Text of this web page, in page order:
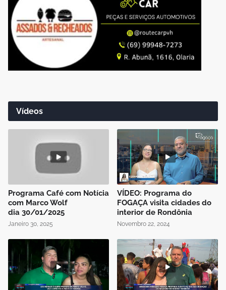
Vídeos
Programa Café com Notícia
com Marco Wolf
dia 30/01/2025
Janeiro 30, 2025
VÍDEO: Programa do
FOGAÇA visita cidades do
interior de Rondônia
Novembro 22, 2024